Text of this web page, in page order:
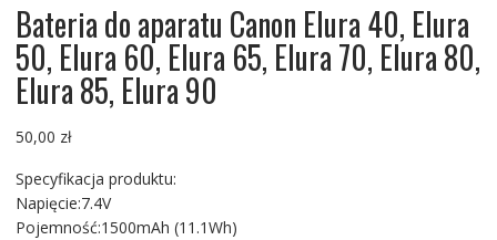
Bateria do aparatu Canon Elura 40, Elura
50, Elura 60, Elura 65, Elura 70, Elura 80,
Elura 85, Elura 90
50,00 zł
Specyfikacja produktu:
Napięcie:7.4V
Pojemność:1500mAh (11.1Wh)